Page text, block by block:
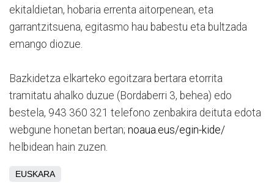
ekitaldietan, hobaria errenta aitorpenean, eta
garrantzitsuena, egitasmo hau babestu eta bultzada
emango diozue.
Bazkidetza elkarteko egoitzara bertara etorrita
tramitatu ahalko duzue (Bordaberri 3, behea) edo
bestela, 943 360 321 telefono zenbakira deituta edota
webgune honetan bertan; noaua.eus/egin-kide/
helbidean hain zuzen.
EUSKARA